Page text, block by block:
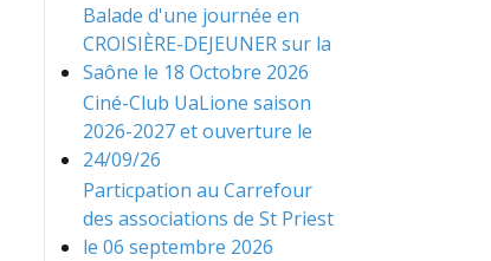
Balade d'une journée en
CROISIÈRE-DEJEUNER sur la
Saône le 18 Octobre 2026
Ciné-Club UaLione saison
2026-2027 et ouverture le
24/09/26
Particpation au Carrefour
des associations de St Priest
le 06 septembre 2026